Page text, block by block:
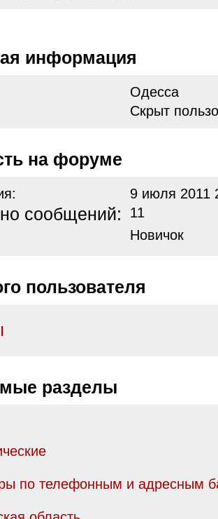
информация
Одесса
Скрыт
на форуме
9 июля 2011
сообщений: 11
Новичок
пользователя
разделы
по телефонным и адресным